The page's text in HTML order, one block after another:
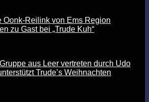
Oonk-Reilink von Ems Region
zu Gast bei „Trude Kuh“
aus Leer vertreten durch Udo
Trude’s Weihnachten